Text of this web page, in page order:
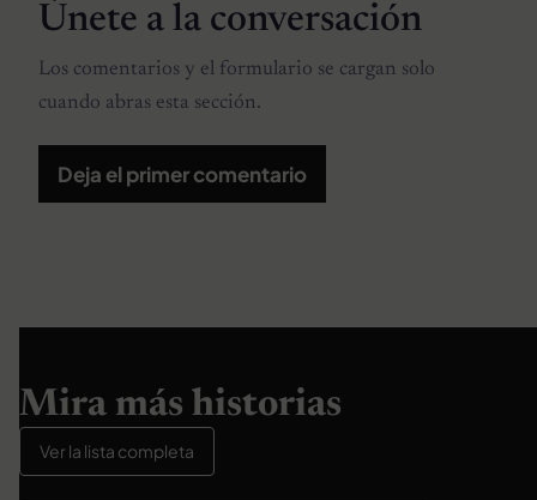
Únete a la conversación
Los comentarios y el formulario se cargan solo
cuando abras esta sección.
Deja el primer comentario
Mira más historias
Ver la lista completa